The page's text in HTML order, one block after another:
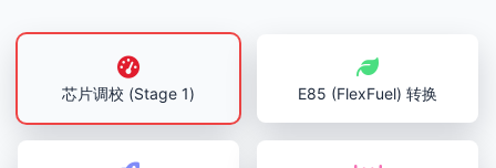
芯片调校 (Stage 1) E85 (FlexFuel) 转换